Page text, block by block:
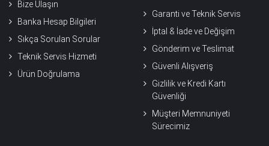
Bize Ulaşın
Banka Hesap Bilgileri
Sıkça Sorulan Sorular
Teknik Servis Hizmeti
Ürün Doğrulama
Garanti ve Teknik Servis
İptal & İade ve Değişim
Gönderim ve Teslimat
Güvenli Alışveriş
Gizlilik ve Kredi Kartı
Güvenliği
Müşteri Memnuniyeti
Sürecimiz